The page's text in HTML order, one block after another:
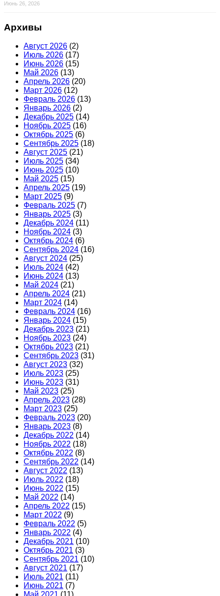
Июнь 26, 2026
Архивы
Август 2026 (2)
Июль 2026 (17)
Июнь 2026 (15)
Май 2026 (13)
Апрель 2026 (20)
Март 2026 (12)
Февраль 2026 (13)
Январь 2026 (2)
Декабрь 2025 (14)
Ноябрь 2025 (16)
Октябрь 2025 (6)
Сентябрь 2025 (18)
Август 2025 (21)
Июль 2025 (34)
Июнь 2025 (10)
Май 2025 (15)
Апрель 2025 (19)
Март 2025 (9)
Февраль 2025 (7)
Январь 2025 (3)
Декабрь 2024 (11)
Ноябрь 2024 (3)
Октябрь 2024 (6)
Сентябрь 2024 (16)
Август 2024 (25)
Июль 2024 (42)
Июнь 2024 (13)
Май 2024 (21)
Апрель 2024 (21)
Март 2024 (14)
Февраль 2024 (16)
Январь 2024 (15)
Декабрь 2023 (21)
Ноябрь 2023 (24)
Октябрь 2023 (21)
Сентябрь 2023 (31)
Август 2023 (32)
Июль 2023 (25)
Июнь 2023 (31)
Май 2023 (25)
Апрель 2023 (28)
Март 2023 (25)
Февраль 2023 (20)
Январь 2023 (8)
Декабрь 2022 (14)
Ноябрь 2022 (18)
Октябрь 2022 (8)
Сентябрь 2022 (14)
Август 2022 (13)
Июль 2022 (18)
Июнь 2022 (15)
Май 2022 (14)
Апрель 2022 (15)
Март 2022 (9)
Февраль 2022 (5)
Январь 2022 (4)
Декабрь 2021 (10)
Октябрь 2021 (3)
Сентябрь 2021 (10)
Август 2021 (17)
Июль 2021 (11)
Июнь 2021 (7)